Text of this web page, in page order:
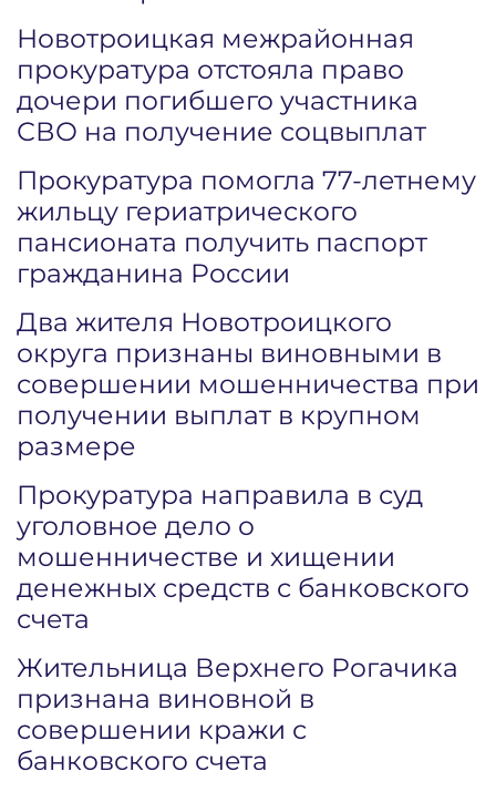
Новотроицкая межрайонная
прокуратура отстояла право
дочери погибшего участника
СВО на получение соцвыплат
Прокуратура помогла 77-летнему
жильцу гериатрического
пансионата получить паспорт
гражданина России
Два жителя Новотроицкого
округа признаны виновными в
совершении мошенничества при
получении выплат в крупном
размере
Прокуратура направила в суд
уголовное дело о
мошенничестве и хищении
денежных средств с банковского
счета
Жительница Верхнего Рогачика
признана виновной в
совершении кражи с
банковского счета